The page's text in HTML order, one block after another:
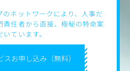
お申し込み（無料）
ネットワークにより、人事だ
責任者から直接、極秘の特命案
ています。